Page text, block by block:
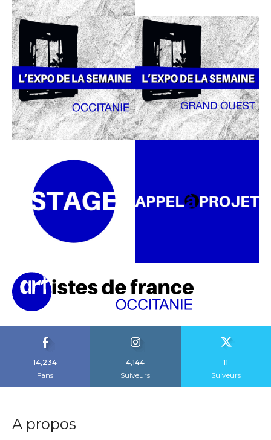
14,234
Fans
4,144
Suiveurs
11
Suiveurs
A propos